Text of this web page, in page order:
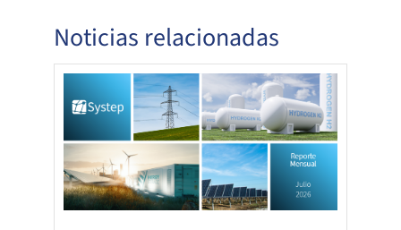
Noticias relacionadas